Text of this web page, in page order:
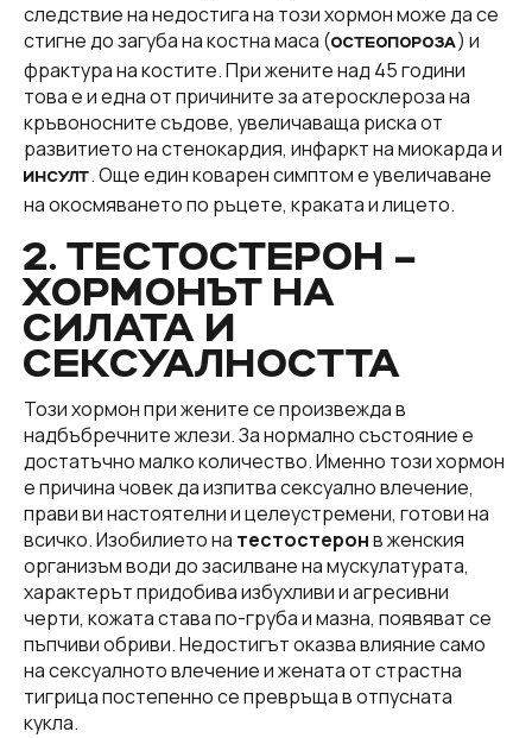
следствие на недостига на този хормон може да се
стигне до загуба на костна маса (ОСТЕОПОРОЗА) и
фрактура на костите. При жените над 45 години
това е и една от причините за атеросклероза на
кръвоносните съдове, увеличаваща риска от
развитието на стенокардия, инфаркт на миокарда и
ИНСУЛТ. Още един коварен симптом е увеличаване
на окосмяването по ръцете, краката и лицето.
2. ТЕСТОСТЕРОН –
ХОРМОНЪТ НА
СИЛАТА И
СЕКСУАЛНОСТТА
Този хормон при жените се произвежда в
надбъбречните жлези. За нормално състояние е
достатъчно малко количество. Именно този хормон
е причина човек да изпитва сексуално влечение,
прави ви настоятелни и целеустремени, готови на
всичко. Изобилието на тестостеронв женския
организъм води до засилване на мускулатурата,
характерът придобива избухливи и агресивни
черти, кожата става по-груба и мазна, появяват се
пъпчиви обриви. Недостигът оказва влияние само
на сексуалното влечение и жената от страстна
тигрица постепенно се превръща в отпусната
кукла.